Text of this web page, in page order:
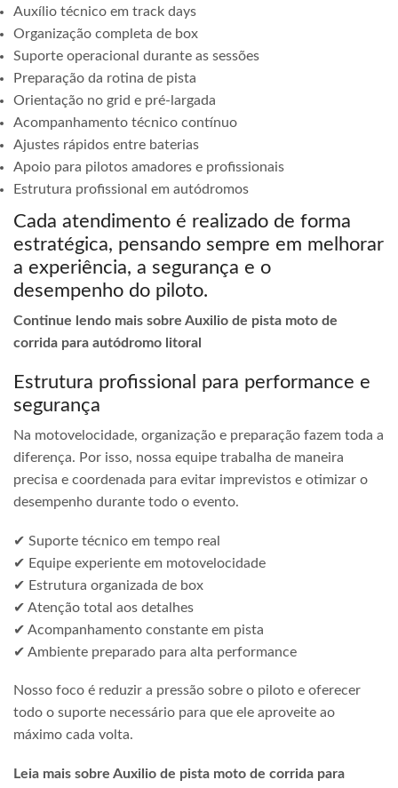
Auxílio técnico em track days
Organização completa de box
Suporte operacional durante as sessões
Preparação da rotina de pista
Orientação no grid e pré-largada
Acompanhamento técnico contínuo
Ajustes rápidos entre baterias
Apoio para pilotos amadores e profissionais
Estrutura profissional em autódromos
Cada atendimento é realizado de forma
estratégica, pensando sempre em melhorar
a experiência, a segurança e o
desempenho do piloto.
Continue lendo mais sobre Auxilio de pista moto de
corrida para autódromo litoral
Estrutura profissional para performance e
segurança
Na motovelocidade, organização e preparação fazem toda a
diferença. Por isso, nossa equipe trabalha de maneira
precisa e coordenada para evitar imprevistos e otimizar o
desempenho durante todo o evento.
✔ Suporte técnico em tempo real
✔ Equipe experiente em motovelocidade
✔ Estrutura organizada de box
✔ Atenção total aos detalhes
✔ Acompanhamento constante em pista
✔ Ambiente preparado para alta performance
Nosso foco é reduzir a pressão sobre o piloto e oferecer
todo o suporte necessário para que ele aproveite ao
máximo cada volta.
Leia mais sobre Auxilio de pista moto de corrida para